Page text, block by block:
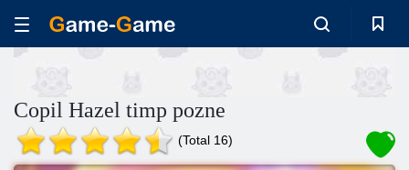
Copil Hazel timp pozne
(Total 16)